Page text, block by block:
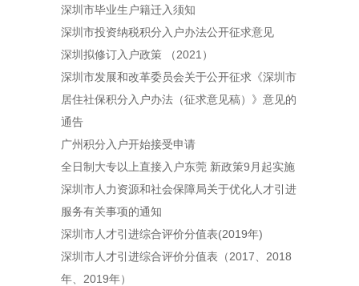
深圳市毕业生户籍迁入须知
深圳市投资纳税积分入户办法公开征求意见
深圳拟修订入户政策 （2021）
深圳市发展和改革委员会关于公开征求《深圳市
居住社保积分入户办法（征求意见稿）》意见的
通告
广州积分入户开始接受申请
全日制大专以上直接入户东莞 新政策9月起实施
深圳市人力资源和社会保障局关于优化人才引进
服务有关事项的通知
深圳市人才引进综合评价分值表(2019年)
深圳市人才引进综合评价分值表（2017、2018
年、2019年）